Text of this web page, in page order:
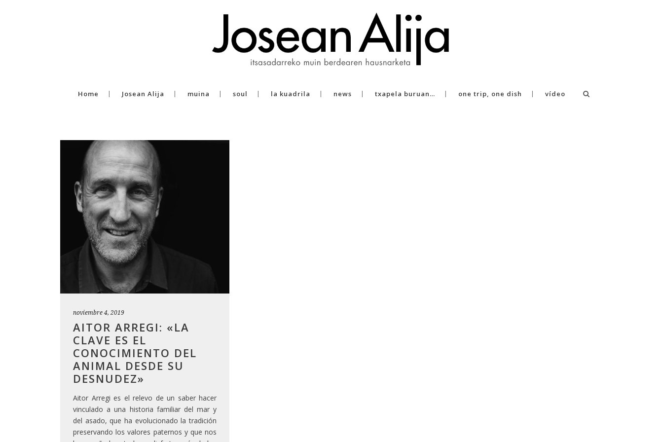
Home Josean Alija muina soul la kuadrila news txapela buruan… one trip, one dish vídeo
noviembre 4, 2019
AITOR ARREGI: «LA
CLAVE ES EL
CONOCIMIENTO DEL
ANIMAL DESDE SU
DESNUDEZ»
Aitor Arregi es el relevo de un saber hacer
vinculado a una historia familiar del mar y
del asado, que ha evolucionado la tradición
preservando los valores paternos y que nos